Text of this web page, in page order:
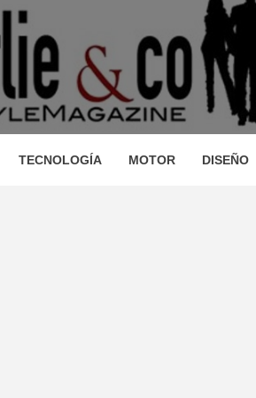
TECNOLOGÍA, DISEÑO…
TECNOLOGÍA MOTOR DISEÑO